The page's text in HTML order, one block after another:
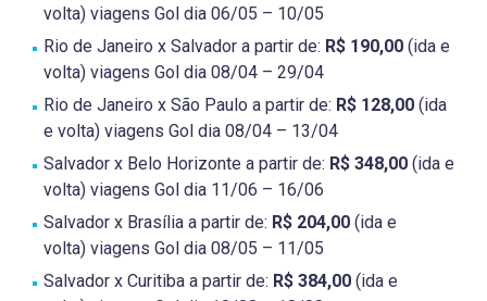
volta) viagens Gol dia 06/05 – 10/05
Rio de Janeiro x Salvador a partir de: R$ 190,00 (ida e
volta) viagens Gol dia 08/04 – 29/04
Rio de Janeiro x São Paulo a partir de: R$ 128,00 (ida
e volta) viagens Gol dia 08/04 – 13/04
Salvador x Belo Horizonte a partir de: R$ 348,00 (ida e
volta) viagens Gol dia 11/06 – 16/06
Salvador x Brasília a partir de: R$ 204,00 (ida e
volta) viagens Gol dia 08/05 – 11/05
Salvador x Curitiba a partir de: R$ 384,00 (ida e